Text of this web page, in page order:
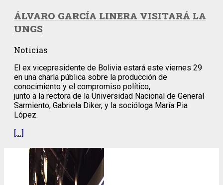
ÁLVARO GARCÍA LINERA VISITARÁ LA
UNGS
Noticias
El ex vicepresidente de Bolivia estará este viernes 29
en una charla pública sobre la producción de
conocimiento y el compromiso político,
junto a la rectora de la Universidad Nacional de General
Sarmiento, Gabriela Diker, y la socióloga María Pia
López.
[…]